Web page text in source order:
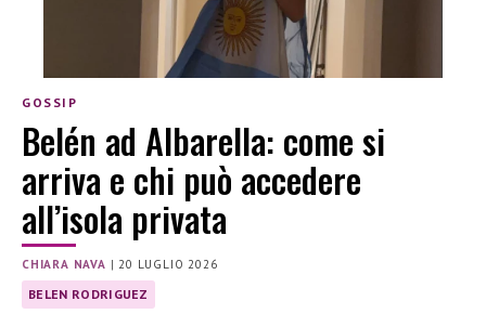
GOSSIP
Belén ad Albarella: come si
arriva e chi può accedere
all’isola privata
CHIARA NAVA |20 LUGLIO 2026
BELEN RODRIGUEZ